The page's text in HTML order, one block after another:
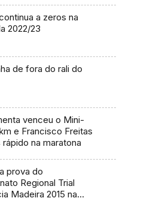
a zeros na
2022/23
de fora do rali do
venceu o Mini-
e Francisco Freitas
na maratona
prova do
Regional Trial
Madeira 2015 na